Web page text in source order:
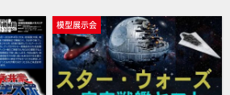
模型展示会